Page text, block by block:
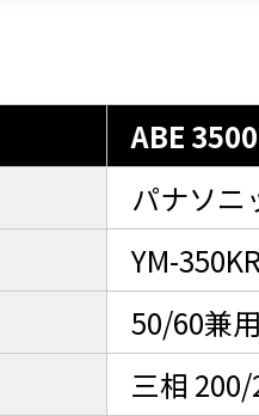
ABE
パナソニ
YM-
50/60兼
三相